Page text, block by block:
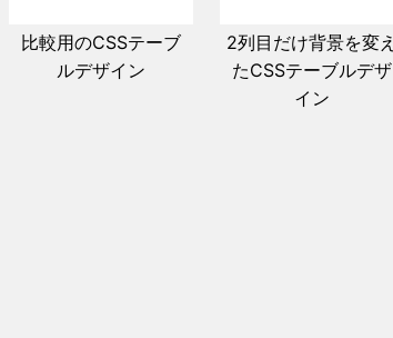
比較用のCSSテーブ
ルデザイン
2列目だけ背景を変え
たCSSテーブルデザ
イン